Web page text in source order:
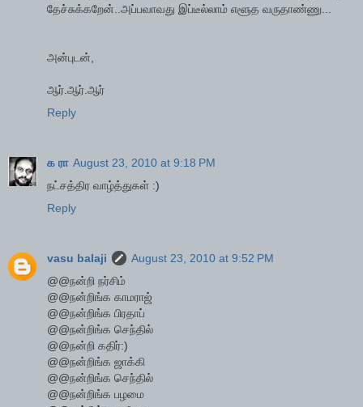
தேச்சுக்கறேன்..அப்பவாவது இப்டீல்லாம் எளூத வருதாண்ணு...
அன்புடன்,
ஆர்.ஆர்.ஆர்
Reply
க ரா August 23, 2010 at 9:18 PM
நட்சத்திர வாழ்த்துகள் :)
Reply
vasu balaji
August 23, 2010 at 9:52 PM
@@நன்றி நர்சிம்
@@நன்றிங்க காமராஜ்
@@நன்றிங்க பிரதாப்
@@நன்றிங்க செந்தில்
@@நன்றி கதிர்:)
@@நன்றிங்க ஜாக்கி
@@நன்றிங்க செந்தில்
@@நன்றிங்க பழமை